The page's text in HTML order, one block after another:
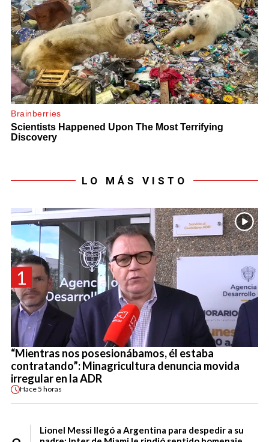
LO MÁS VISTO
1
“Mientras nos posesionábamos, él estaba
contratando”: Minagricultura denuncia movida
irregular en la ADR
Hace5 horas
Lionel Messi llegó a Argentina para despedir a su